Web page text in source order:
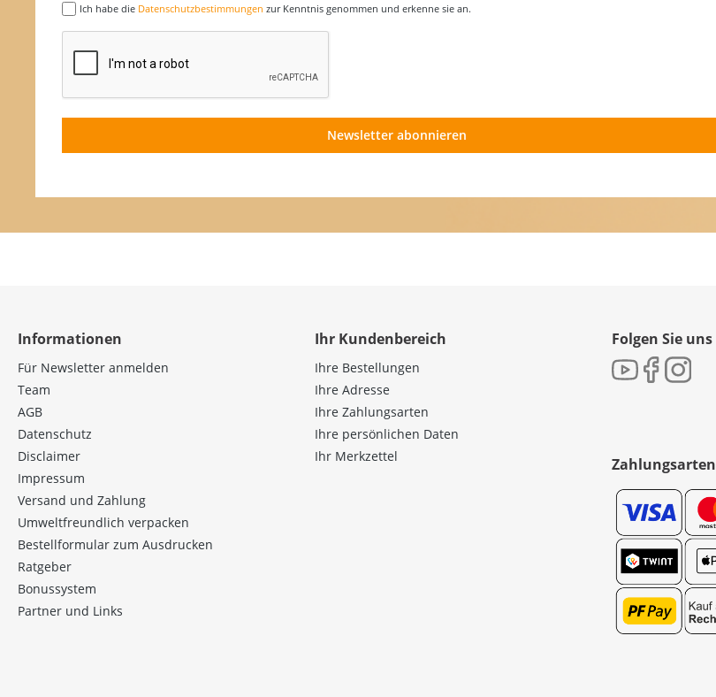
Ich habe die Datenschutzbestimmungen zur Kenntnis genommen und erkenne sie an.
Newsletter abonnieren
Informationen
Für Newsletter anmelden
Team
AGB
Datenschutz
Disclaimer
Impressum
Versand und Zahlung
Umweltfreundlich verpacken
Bestellformular zum Ausdrucken
Ratgeber
Bonussystem
Partner und Links
Ihr Kundenbereich
Ihre Bestellungen
Ihre Adresse
Ihre Zahlungsarten
Ihre persönlichen Daten
Ihr Merkzettel
Folgen Sie uns
Zahlungsarten